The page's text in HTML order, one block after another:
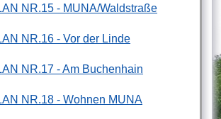
NR.15 - MUNA/Waldstraße
NR.16 - Vor der Linde
NR.17 - Am Buchenhain
NR.18 - Wohnen MUNA